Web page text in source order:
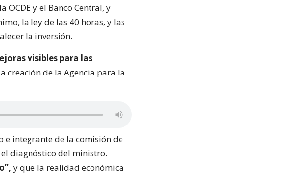
OCDE y el Banco Central, y
la ley de las 40 horas, y las
la inversión.
visibles para las
creación de la Agencia para la
e integrante de la comisión de
diagnóstico del ministro.
y que la realidad económica